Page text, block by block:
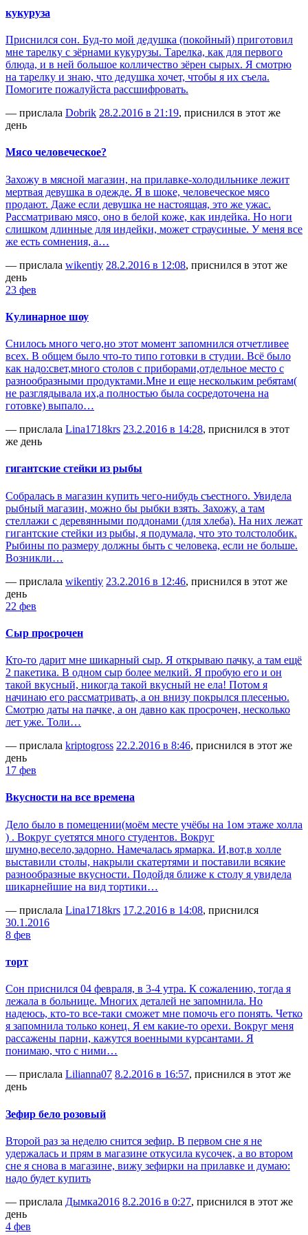
кукуруза
Приснился сон. Буд-то мой дедушка (покойный) приготовил
мне тарелку с зёрнами кукурузы. Тарелка, как для первого
блюда, и в ней большое колличество зёрен сырых. Я смотрю
на тарелку и знаю, что дедушка хочет, чтобы я их съела.
Помогите пожалуйста рассшифровать.
— прислала Dobrik 28.2.2016 в 21:19, приснился в этот же
день
Мясо человеческое?
Захожу в мясной магазин, на прилавке-холодильнике лежит
мертвая девушка в одежде. Я в шоке, человеческое мясо
продают. Даже если девушка не настоящая, это же ужас.
Рассматриваю мясо, оно в белой коже, как индейка. Но ноги
слишком длинные для индейки, может страусиные. У меня все
же есть сомнения, а…
— прислала wikentiy 28.2.2016 в 12:08, приснился в этот же
день
23 фев
Кулинарное шоу
Снилось много чего,но этот момент запомнился отчетливее
всех. В общем было что-то типо готовки в студии. Всё было
как надо:свет,много столов с приборами,отдельное место с
разнообразными продуктами.Мне и еще нескольким ребятам(
не разглядывала их,а полностью была сосредоточена на
готовке) выпало…
— прислала Lina1718krs 23.2.2016 в 14:28, приснился в этот
же день
гигантские стейки из рыбы
Собралась в магазин купить чего-нибудь съестного. Увидела
рыбный магазин, можно бы рыбки взять. Захожу, а там
стеллажи с деревянными поддонами (для хлеба). На них лежат
гигантские стейки из рыбы, я подумала, что это толстолобик.
Рыбины по размеру должны быть с человека, если не больше.
Возникли…
— прислала wikentiy 23.2.2016 в 12:46, приснился в этот же
день
22 фев
Сыр просрочен
Кто-то дарит мне шикарный сыр. Я открываю пачку, а там ещё
2 пакетика. В одном сыр более мелкий. Я пробую его и он
такой вкусный, никогда такой вкусный не ела! Потом я
начинаю его рассматривать, а он внизу покрылся плесенью.
Смотрю даты на пачке, а он давно как просрочен, несколько
лет уже. Толи…
— прислала kriptogross 22.2.2016 в 8:46, приснился в этот же
день
17 фев
Вкусности на все времена
Дело было в помещении(моём месте учёбы на 1ом этаже холла
) . Вокруг суетятся много студентов. Вокруг
шумно,весело,задорно. Намечалась ярмарка. И,вот,в холле
выставили столы, накрыли скатертями и поставили всякие
разнообразные вкусности. Подойдя ближе к столу я увидела
шикарнейшие на вид тортики…
— прислала Lina1718krs 17.2.2016 в 14:08, приснился
30.1.2016
8 фев
торт
Сон приснился 04 февраля, в 3-4 утра. К сожалению, тогда я
лежала в больнице. Многих деталей не запомнила. Но
надеюсь, кто-то все-таки сможет мне помочь его понять. Четко
я запомнила только конец. Я ем какие-то орехи. Вокруг меня
рассажены парни, кажутся военными курсантами. Я
понимаю, что с ними…
— прислала Lilianna07 8.2.2016 в 16:57, приснился в этот же
день
Зефир бело розовый
Второй раз за неделю снится зефир. В первом сне я не
удержалась и прям в магазине откусила кусочек, а во втором
сне я снова в магазине, вижу зефирки на прилавке и думаю:
надо будет купить
— прислала Дымка2016 8.2.2016 в 0:27, приснился в этот же
день
4 фев